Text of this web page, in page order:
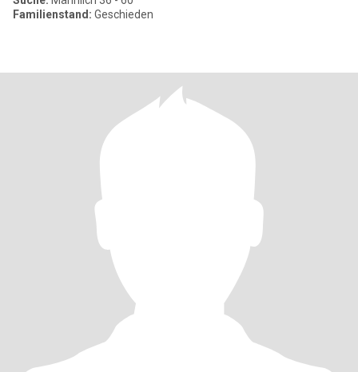
Familienstand: Geschieden